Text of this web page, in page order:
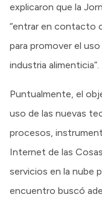
explicaron que la
“entrar en contacto
para promover el
industria alimenticia”.
Puntualmente, el
uso de las nuevas
procesos,
Internet de las
servicios en la nube
encuentro buscó